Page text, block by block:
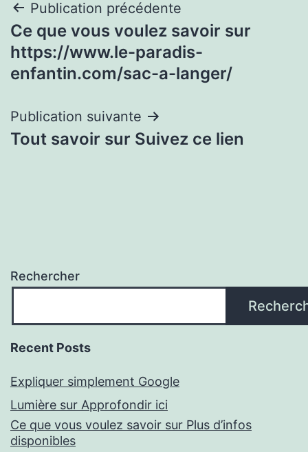
Navigation
de
l’article
Publication précédente
Ce que vous voulez savoir sur
https://www.le-paradis-
enfantin.com/sac-a-langer/
Publication suivante
Tout savoir sur Suivez ce lien
Rechercher
Recent Posts
Expliquer simplement Google
Lumière sur Approfondir ici
Ce que vous voulez savoir sur Plus d’infos
disponibles